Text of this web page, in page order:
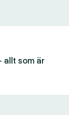
allt som är